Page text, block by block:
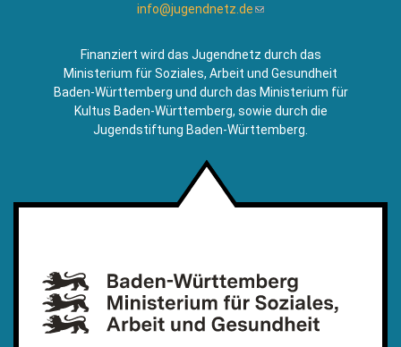
info@jugendnetz.de(Link
Mail)
Finanziert wird das Jugendnetz durch das
Ministerium für Soziales, Arbeit und Gesundheit
Baden-Württemberg und durch das Ministerium für
Kultus Baden-Württemberg, sowie durch die
Jugendstiftung Baden-Württemberg.